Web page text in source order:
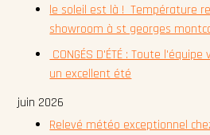
le soleil est là ! Température
showroom à st georges
CONGÉS D'ÉTÉ : Toute
un excellent été
juin 2026
Relevé météo exceptionnel